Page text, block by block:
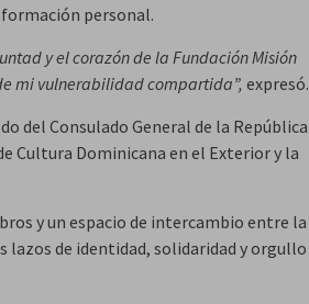
personal.
y el corazón de la Fundación Misión
mi vulnerabilidad compartida”, expresó.
del Consulado General de la República
Cultura Dominicana en el Exterior y la
y un espacio de intercambio entre la
de identidad, solidaridad y orgullo